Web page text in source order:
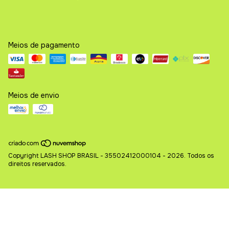
Meios de pagamento
Meios de envio
Copyright LASH SHOP BRASIL - 35502412000104 - 2026. Todos os
direitos reservados.